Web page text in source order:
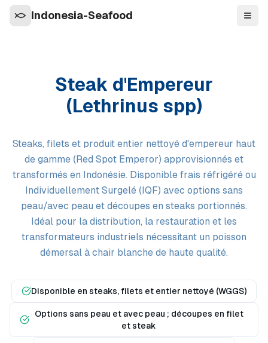
Indonesia-Seafood
Steak d'Empereur
(Lethrinus spp)
Steaks, filets et produit entier nettoyé d'empereur haut
de gamme (Red Spot Emperor) approvisionnés et
transformés en Indonésie. Disponible frais réfrigéré ou
Individuellement Surgelé (IQF) avec options sans
peau/avec peau et découpes en steaks portionnés.
Idéal pour la distribution, la restauration et les
transformateurs industriels nécessitant un poisson
démersal à chair blanche de haute qualité.
Disponible en steaks, filets et entier nettoyé (WGGS)
Options sans peau et avec peau ; découpes en filet
et steak